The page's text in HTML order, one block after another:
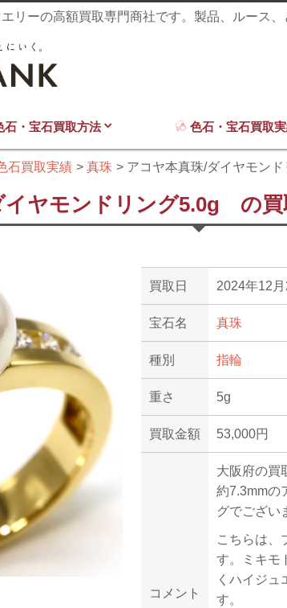
リーの高額買取専門商社です。製品、ルース、
石・宝石買取方法 色石・宝石買取
石買取実績 真珠 アコヤ本真珠/ダイヤモン
イヤモンドリング5.0g の買
買取日 2024年12月
宝石名 真珠
種別 指輪
重さ 5g
買取金額 53,000円
コメント
大阪府の買
約7.3mmの
グでござい
こちらは、
す。ミキモ
くハイジュ
す。